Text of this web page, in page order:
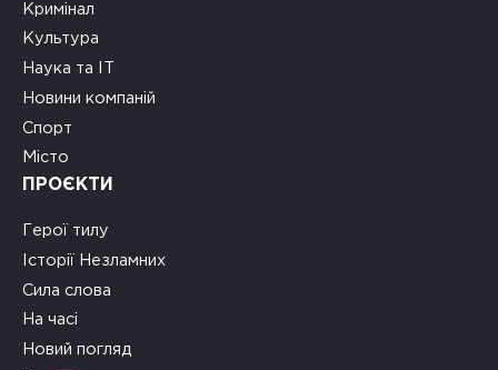
Кримінал
Культура
Наука та ІТ
Новини компаній
Спорт
Місто
ПРОЄКТИ
Герої тилу
Історії Незламних
Сила слова
На часі
Новий погляд